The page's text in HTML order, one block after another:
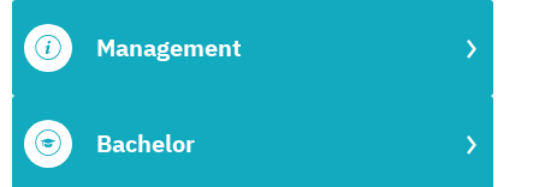
Bachelor
Management